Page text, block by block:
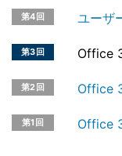
第4回 ユーザ
第3回 Office
第2回 Office
第1回 Office